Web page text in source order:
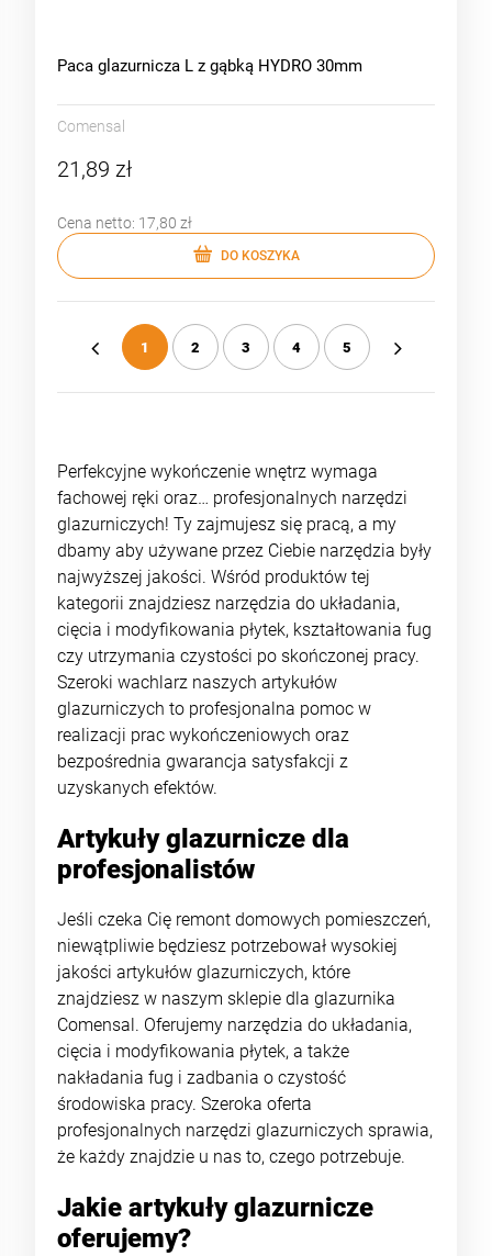
Paca glazurnicza L z gąbką HYDRO 30mm
Comensal
21,89 zł
Cena netto: 17,80 zł
DO KOSZYKA
«
1 2 3 4 5
»
Perfekcyjne wykończenie wnętrz wymaga
fachowej ręki oraz… profesjonalnych narzędzi
glazurniczych! Ty zajmujesz się pracą, a my
dbamy aby używane przez Ciebie narzędzia były
najwyższej jakości. Wśród produktów tej
kategorii znajdziesz narzędzia do układania,
cięcia i modyfikowania płytek, kształtowania fug
czy utrzymania czystości po skończonej pracy.
Szeroki wachlarz naszych artykułów
glazurniczych to profesjonalna pomoc w
realizacji prac wykończeniowych oraz
bezpośrednia gwarancja satysfakcji z
uzyskanych efektów.
Artykuły glazurnicze dla
profesjonalistów
Jeśli czeka Cię remont domowych pomieszczeń,
niewątpliwie będziesz potrzebował wysokiej
jakości artykułów glazurniczych, które
znajdziesz w naszym sklepie dla glazurnika
Comensal. Oferujemy narzędzia do układania,
cięcia i modyfikowania płytek, a także
nakładania fug i zadbania o czystość
środowiska pracy. Szeroka oferta
profesjonalnych narzędzi glazurniczych sprawia,
że każdy znajdzie u nas to, czego potrzebuje.
Jakie artykuły glazurnicze
oferujemy?